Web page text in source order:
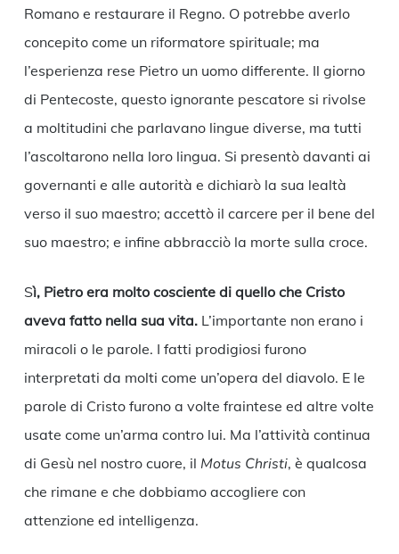
Romano e restaurare il Regno. O potrebbe averlo
concepito come un riformatore spirituale; ma
l’esperienza rese Pietro un uomo differente. Il giorno
di Pentecoste, questo ignorante pescatore si rivolse
a moltitudini che parlavano lingue diverse, ma tutti
l’ascoltarono nella loro lingua. Si presentò davanti ai
governanti e alle autorità e dichiarò la sua lealtà
verso il suo maestro; accettò il carcere per il bene del
suo maestro; e infine abbracciò la morte sulla croce.
Sì, Pietro era molto cosciente di quello che Cristo
aveva fatto nella sua vita. L’importante non erano i
miracoli o le parole. I fatti prodigiosi furono
interpretati da molti come un’opera del diavolo. E le
parole di Cristo furono a volte fraintese ed altre volte
usate come un’arma contro lui. Ma l’attività continua
di Gesù nel nostro cuore, il Motus Christi, è qualcosa
che rimane e che dobbiamo accogliere con
attenzione ed intelligenza.